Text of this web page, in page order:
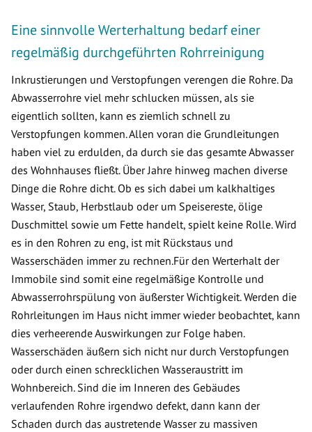
Eine sinnvolle Werterhaltung bedarf einer
regelmäßig durchgeführten Rohrreinigung
Inkrustierungen und Verstopfungen verengen die Rohre. Da
Abwasserrohre viel mehr schlucken müssen, als sie
eigentlich sollten, kann es ziemlich schnell zu
Verstopfungen kommen. Allen voran die Grundleitungen
haben viel zu erdulden, da durch sie das gesamte Abwasser
des Wohnhauses fließt. Über Jahre hinweg machen diverse
Dinge die Rohre dicht. Ob es sich dabei um kalkhaltiges
Wasser, Staub, Herbstlaub oder um Speisereste, ölige
Duschmittel sowie um Fette handelt, spielt keine Rolle. Wird
es in den Rohren zu eng, ist mit Rückstaus und
Wasserschäden immer zu rechnen.Für den Werterhalt der
Immobile sind somit eine regelmäßige Kontrolle und
Abwasserrohrspülung von äußerster Wichtigkeit. Werden die
Rohrleitungen im Haus nicht immer wieder beobachtet, kann
dies verheerende Auswirkungen zur Folge haben.
Wasserschäden äußern sich nicht nur durch Verstopfungen
oder durch einen schrecklichen Wasseraustritt im
Wohnbereich. Sind die im Inneren des Gebäudes
verlaufenden Rohre irgendwo defekt, dann kann der
Schaden durch das austretende Wasser zu massiven